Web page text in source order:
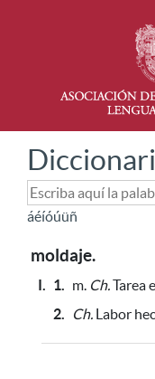
áéíóúüñ
moldaje.
I. 1. m. Ch.Tarea
2.
Ch. Labor